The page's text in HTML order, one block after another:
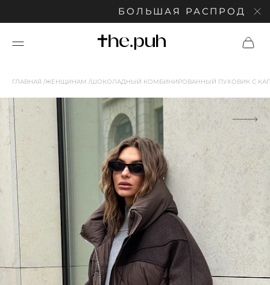
БОЛЬШАЯ РАСПРОДАЖА:
ГЛАВНАЯ ЖЕНЩИНАМ ШОКОЛАДНЫЙ КОМБИНИРОВАННЫЙ ПУХОВИК С